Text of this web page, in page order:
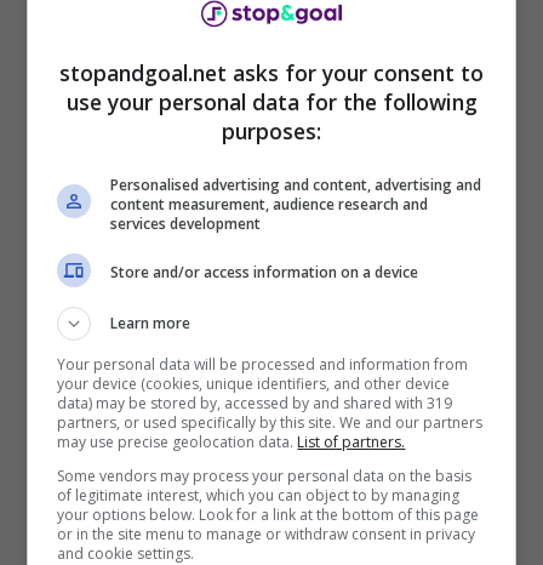
Steven Zhang – Stopandgoal (La Presse)
Plusvalenze Inter: ecco i
giocatori in vendita
stopandgoal.net asks for your consent to
use your personal data for the following
purposes:
Personalised advertising and content, advertising and
content measurement, audience research and
services development
Store and/or access information on a device
Learn more
Your personal data will be processed and information from
your device (cookies, unique identifiers, and other device
data) may be stored by, accessed by and shared with 319
partners, or used specifically by this site. We and our partners
may use precise geolocation data. List of partners.
Some vendors may process your personal data on the basis
of legitimate interest, which you can object to by managing
your options below. Look for a link at the bottom of this page
or in the site menu to manage or withdraw consent in privacy
and cookie settings.